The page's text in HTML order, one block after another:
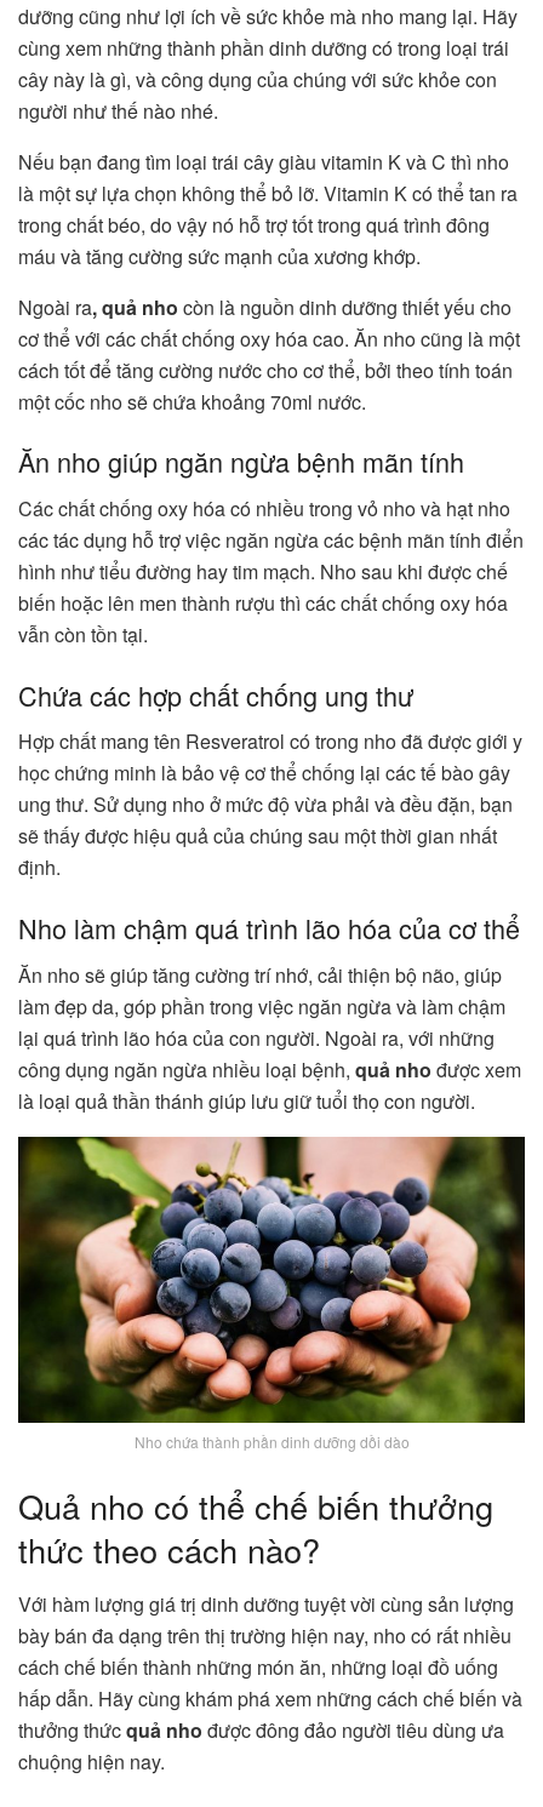
dưỡng cũng như lợi ích về sức khỏe mà nho mang lại. Hãy
cùng xem những thành phần dinh dưỡng có trong loại trái
cây này là gì, và công dụng của chúng với sức khỏe con
người như thế nào nhé.
Nếu bạn đang tìm loại trái cây giàu vitamin K và C thì nho
là một sự lựa chọn không thể bỏ lỡ. Vitamin K có thể tan ra
trong chất béo, do vậy nó hỗ trợ tốt trong quá trình đông
máu và tăng cường sức mạnh của xương khớp.
Ngoài ra, quả nho còn là nguồn dinh dưỡng thiết yếu cho
cơ thể với các chất chống oxy hóa cao. Ăn nho cũng là một
cách tốt để tăng cường nước cho cơ thể, bởi theo tính toán
một cốc nho sẽ chứa khoảng 70ml nước.
Ăn nho giúp ngăn ngừa bệnh mãn tính
Các chất chống oxy hóa có nhiều trong vỏ nho và hạt nho
các tác dụng hỗ trợ việc ngăn ngừa các bệnh mãn tính điển
hình như tiểu đường hay tim mạch. Nho sau khi được chế
biến hoặc lên men thành rượu thì các chất chống oxy hóa
vẫn còn tồn tại.
Chứa các hợp chất chống ung thư
Hợp chất mang tên Resveratrol có trong nho đã được giới y
học chứng minh là bảo vệ cơ thể chống lại các tế bào gây
ung thư. Sử dụng nho ở mức độ vừa phải và đều đặn, bạn
sẽ thấy được hiệu quả của chúng sau một thời gian nhất
định.
Nho làm chậm quá trình lão hóa của cơ thể
Ăn nho sẽ giúp tăng cường trí nhớ, cải thiện bộ não, giúp
làm đẹp da, góp phần trong việc ngăn ngừa và làm chậm
lại quá trình lão hóa của con người. Ngoài ra, với những
công dụng ngăn ngừa nhiều loại bệnh, quả nho được xem
là loại quả thần thánh giúp lưu giữ tuổi thọ con người.
Nho chứa thành phần dinh dưỡng dồi dào
Quả nho có thể chế biến thưởng
thức theo cách nào?
Với hàm lượng giá trị dinh dưỡng tuyệt vời cùng sản lượng
bày bán đa dạng trên thị trường hiện nay, nho có rất nhiều
cách chế biến thành những món ăn, những loại đồ uống
hấp dẫn. Hãy cùng khám phá xem những cách chế biến và
thưởng thứcquả nho được đông đảo người tiêu dùng ưa
chuộng hiện nay.